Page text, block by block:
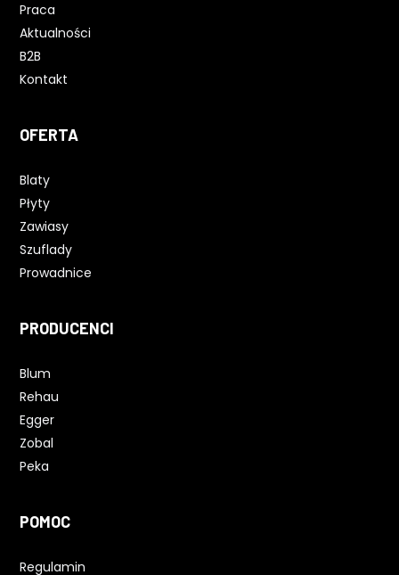
Praca
Aktualności
B2B
Kontakt
OFERTA
Blaty
Płyty
Zawiasy
Szuflady
Prowadnice
PRODUCENCI
Blum
Rehau
Egger
Zobal
Peka
POMOC
Regulamin